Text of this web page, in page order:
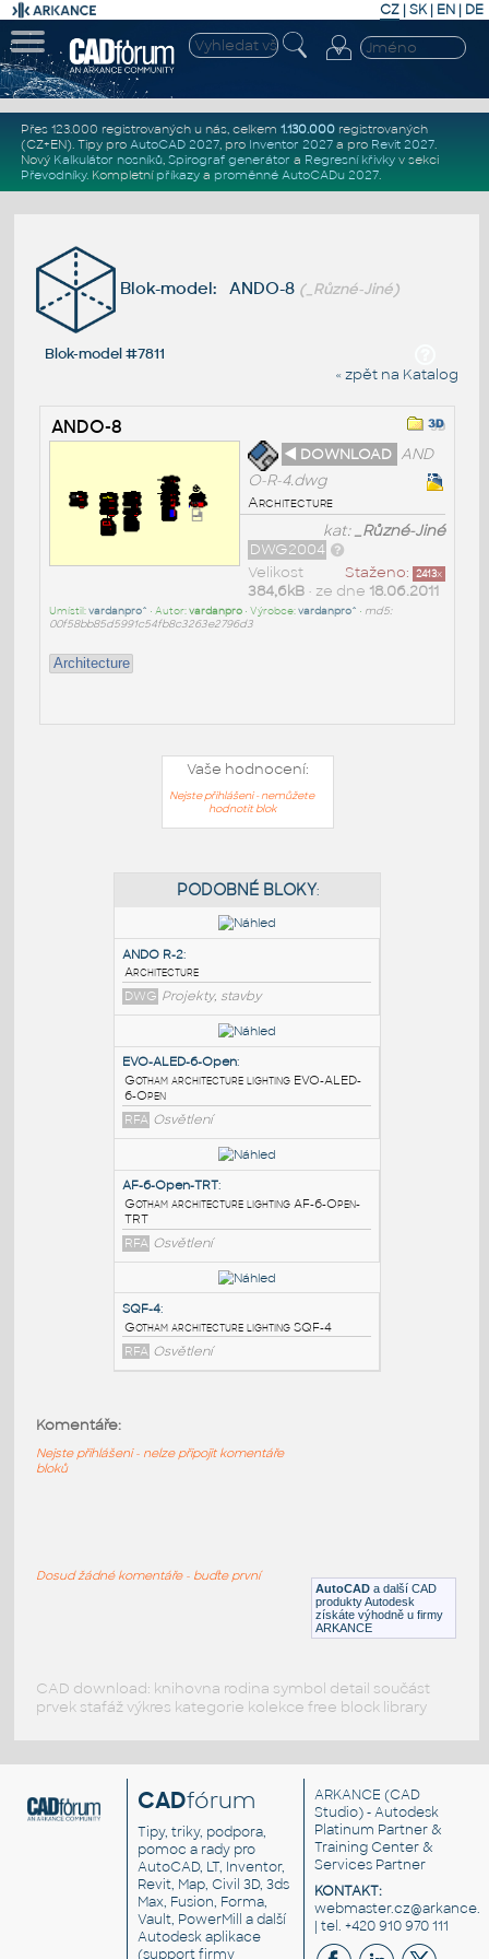
CZ | SK| EN | DE
Přes 123.000 registrovaných u nás, celkem 1.130.000registrovaných
(CZ+EN). Tipy pro AutoCAD 2027, pro Inventor 2027a pro Revit 2027.
Nový Kalkulátor nosníků, Spirograf generátor a Regresní křivkyv sekci
Převodníky. Kompletní příkazya proměnné AutoCADu 2027.
Blok-model: ANDO-8 (_Různé-Jiné)
Blok-model #7811
« zpět na Katalog
ANDO-8
◄ DOWNLOAD AND
O-R-4.dwg
Architecture
kat:_Různé-Jiné
DWG2004
Staženo: 2413x
Velikost
384,6kB• ze dne 18.06.2011
Umístil:vardanpro^ • Autor:vardanpro• Výrobce:vardanpro^ • md5:
00f58bb85d5991c54fb8c3263e2796d3
Architecture
Vaše hodnocení:
Nejste přihlášeni - nemůžete
hodnotit blok
PODOBNÉ BLOKY:
ANDO R-2
Architecture
DWG Projekty, stavby
EVO-ALED-6-Open
Gotham architecture lighting EVO-ALED-
6-Open
RFA
RFA Osvětlení
AutoCAD a další CAD
produkty Autodesk
získáte výhodně u firmy
ARKANCE
Komentáře:
Nejste přihlášeni - nelze připojit komentáře
bloků
Dosud žádné komentáře - buďte první
CAD download: knihovna rodina symbol detail součást
prvek stafáž výkres kategorie kolekce free block library
CADfórum
Tipy, triky, podpora,
pomoc a rady pro
AutoCAD, LT, Inventor,
Revit, Map, Civil 3D, 3ds
Max, Fusion, Forma,
Vault, PowerMill a další
Autodesk aplikace
(support firmy
ARKANCE (CAD
Studio) - Autodesk
Platinum Partner &
Training Center &
Services Partner
KONTAKT:
| tel. +420 910 970 111